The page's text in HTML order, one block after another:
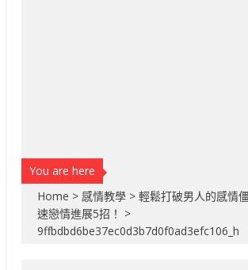
You are here
Home > 感情教學 >輕鬆打破男人的感情
速戀情進展5招！ >
9ffbdbd6be37ec0d3b7d0f0ad3efc106_h